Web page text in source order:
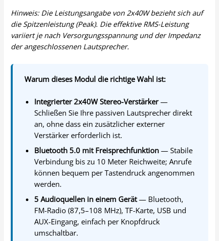
Hinweis: Die Leistungsangabe von 2x40W bezieht sich auf
die Spitzenleistung (Peak). Die effektive RMS-Leistung
variiert je nach Versorgungsspannung und der Impedanz
der angeschlossenen Lautsprecher.
Warum dieses Modul die richtige Wahl ist:
Integrierter 2x40W Stereo-Verstärker—
Schließen Sie Ihre passiven Lautsprecher direkt
an, ohne dass ein zusätzlicher externer
Verstärker erforderlich ist.
Bluetooth 5.0 mit Freisprechfunktion — Stabile
Verbindung bis zu 10 Meter Reichweite; Anrufe
können bequem per Tastendruck angenommen
werden.
5 Audioquellen in einem Gerät— Bluetooth,
FM-Radio (87,5–108 MHz), TF-Karte, USB und
AUX-Eingang, einfach per Knopfdruck
umschaltbar.